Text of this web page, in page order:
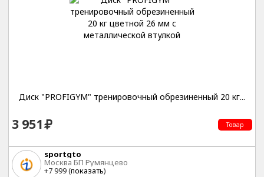
Диск "PROFIGYM" тренировочный обрезиненный 20 кг...
3 951 Товар
sportgto
Москва БП Румянцево
+7 999 (показать)